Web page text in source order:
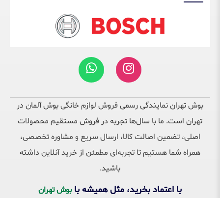
بوش تهران نمایندگی رسمی فروش لوازم خانگی بوش آلمان در
تهران است. ما با سال‌ها تجربه در فروش مستقیم محصولات
اصلی، تضمین اصالت کالا، ارسال سریع و مشاوره تخصصی،
همراه شما هستیم تا تجربه‌ای مطمئن از خرید آنلاین داشته
باشید.
با اعتماد بخرید، مثل همیشه بابوش تهران